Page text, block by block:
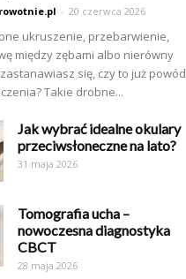
- 20 czerwca 2026
ukruszenie, przebarwienie,
między zębami albo nierówny
się, czy to już powód
Takie drobne...
Jak wybrać idealne okulary
przeciwsłoneczne na lato?
31 maja 2026
Tomografia ucha –
nowoczesna diagnostyka
CBCT
28 maja 2026